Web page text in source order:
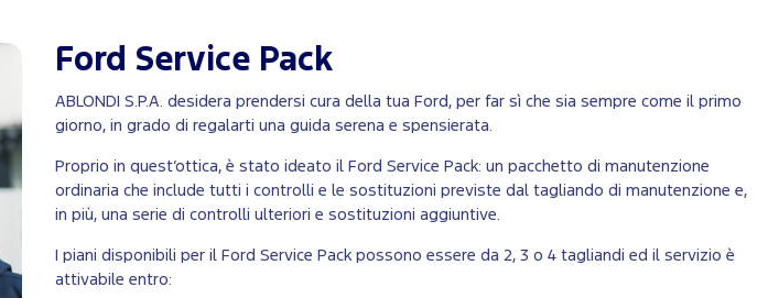
Ford Service Pack
ABLONDI S.P.A. desidera prendersi cura della tua Ford, per far sì che sia sempre come il primo
giorno, in grado di regalarti una guida serena e spensierata.
Proprio in quest’ottica, è stato ideato il Ford Service Pack: un pacchetto di manutenzione
ordinaria che include tutti i controlli e le sostituzioni previste dal tagliando di manutenzione e,
in più, una serie di controlli ulteriori e sostituzioni aggiuntive.
I piani disponibili per il Ford Service Pack possono essere da 2, 3 o 4 tagliandi ed il servizio è
attivabile entro: